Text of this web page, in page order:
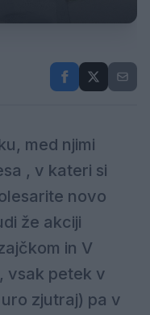
med njimi
, v kateri si
novo
že akciji
in V
vsak petek v
zjutraj) pa v